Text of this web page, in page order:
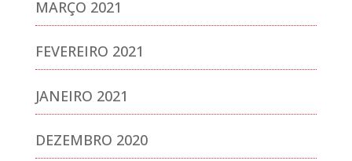
MARÇO 2021
FEVEREIRO 2021
JANEIRO 2021
DEZEMBRO 2020